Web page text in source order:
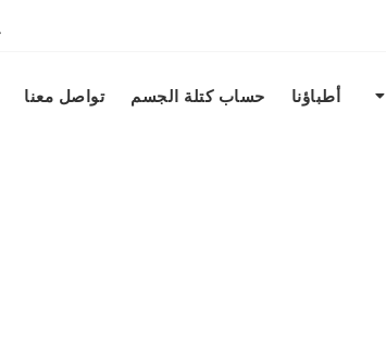
أطباؤنا حساب كتلة الجسم تواصل معنا